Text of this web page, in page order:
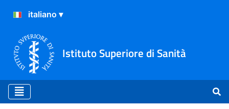
Istituto Superiore di Sanità